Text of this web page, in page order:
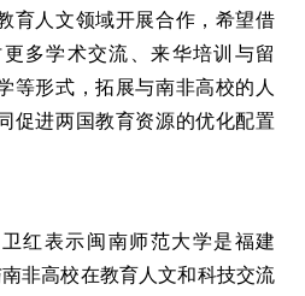
育人文领域开展合作，希望借
多学术交流、来华培训与留
等形式，拓展与南非高校的人
促进两国教育资源的优化配置
表示闽南师范大学是福建
非高校在教育人文和科技交流